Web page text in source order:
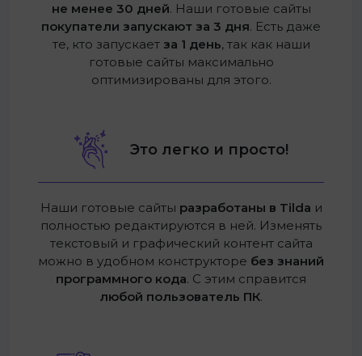
не менее 30 дней. Наши готовые сайты
покупатели запускают за 3 дня. Есть даже
те, кто запускает за 1 день, так как наши
готовые сайты максимально
оптимизированы для этого.
Это легко и просто!
Наши готовые сайты разработаны в Tilda и
полностью редактируются в ней. Изменять
текстовый и графический контент сайта
можно в удобном конструкторе без знаний
программного кода. С этим справится
любой пользователь ПК.